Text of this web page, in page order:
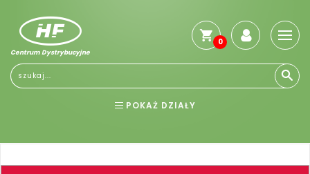
Centrum Dystrybucyjne
0
POKAŻ DZIAŁY
NARZĘDZIA SPAWALNICTWO